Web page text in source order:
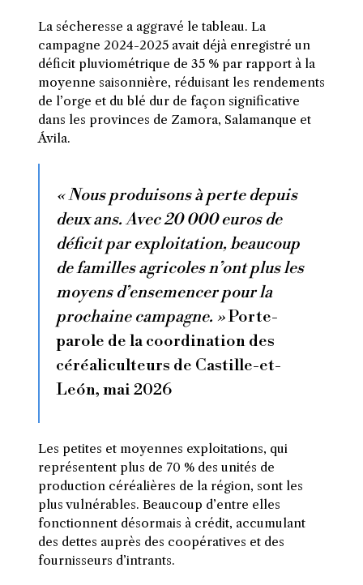
La sécheresse a aggravé le tableau. La
campagne 2024-2025 avait déjà enregistré un
déficit pluviométrique de 35 % par rapport à la
moyenne saisonnière, réduisant les rendements
de l’orge et du blé dur de façon significative
dans les provinces de Zamora, Salamanque et
Ávila.
« Nous produisons à perte depuis
deux ans. Avec 20 000 euros de
déficit par exploitation, beaucoup
de familles agricoles n’ont plus les
moyens d’ensemencer pour la
prochaine campagne. »Porte-
parole de la coordination des
céréaliculteurs de Castille-et-
León, mai 2026
Les petites et moyennes exploitations, qui
représentent plus de 70 % des unités de
production céréalières de la région, sont les
plus vulnérables. Beaucoup d’entre elles
fonctionnent désormais à crédit, accumulant
des dettes auprès des coopératives et des
fournisseurs d’intrants.